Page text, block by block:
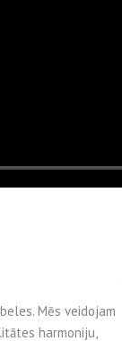
Mēs veidojam
harmoniju,